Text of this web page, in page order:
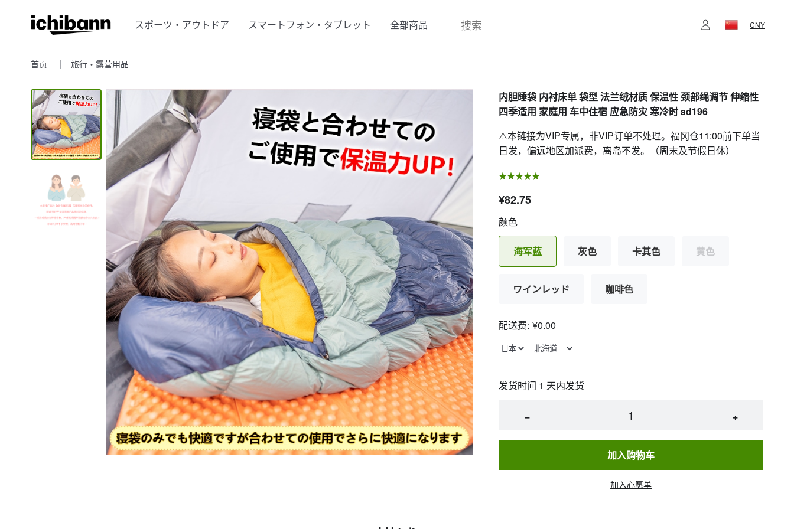
スポーツ・アウトドア スマートフォン・タブレット 全部商品 CNY
首页 旅行・露营用品
内胆睡袋 内衬床单 袋型 法兰绒材质 保温性 颈部绳调节 伸缩性
四季适用 家庭用 车中住宿 应急防灾 寒冷时 ad196
⚠️本链接为VIP专属，非VIP订单不处理。福冈仓11:00前下单当
日发，偏远地区加派费，离岛不发。（周末及节假日休）
¥82.75
颜色
海军蓝 灰色 卡其色 黄色
ワインレッド 咖啡色
配送费: ¥0.00
发货时间 1 天内发货
− +
加入购物车
加入心愿单